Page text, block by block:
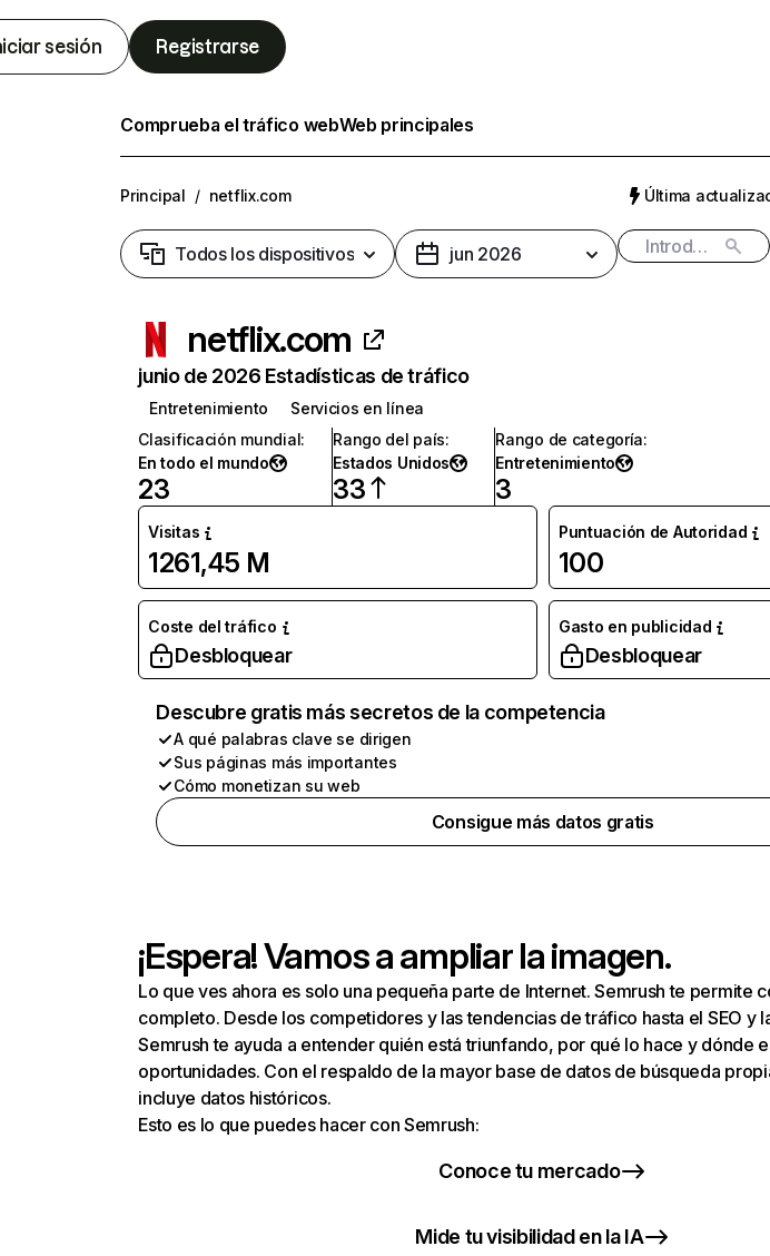
sesión Registrarse
Comprueba el tráfico webWeb principales
Principal / netflix.com Última
Todos los dispositivos jun 2026
netflix.com
junio de 2026 Estadísticas de tráfico
Entretenimiento
Servicios en línea
Clasificación mundial:
En todo el mundo
23
Rango del país:
Estados Unidos
33
Rango de categoría:
Entretenimiento
3
Visitas
1261,45 M
Puntuación de Autoridad
100
Coste del tráfico
Desbloquear
Gasto en publicidad
Desbloquear
Descubre gratis más secretos de la competencia
A qué palabras clave se dirigen
Sus páginas más importantes
Cómo monetizan su web
Consigue más datos gratis
¡Espera! Vamos a ampliar la imagen.
Lo que ves ahora es solo una pequeña parte de Internet. Semrush te permite
completo. Desde los competidores y las tendencias de tráfico hasta el SEO y
Semrush te ayuda a entender quién está triunfando, por qué lo hace y dónde
oportunidades. Con el respaldo de la mayor base de datos de búsqueda
incluye datos históricos.
Esto es lo que puedes hacer con Semrush:
Conoce tu mercado
Mide tu visibilidad en la IA